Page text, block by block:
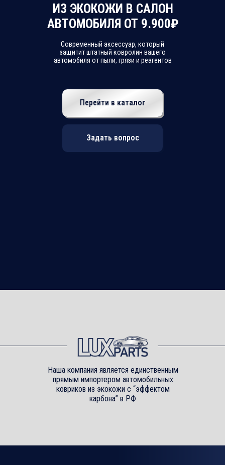
ИЗ ЭКОКОЖИ В САЛОН
АВТОМОБИЛЯ ОТ 9.900₽
Cовременный аксессуар, который
защитит штатный ковролин вашего
автомобиля от пыли, грязи и реагентов
Перейти в каталог
Задать вопрос
Наша компания является единственным
прямым импортером автомобильных
ковриков из экокожи с “эффектом
карбона” в РФ